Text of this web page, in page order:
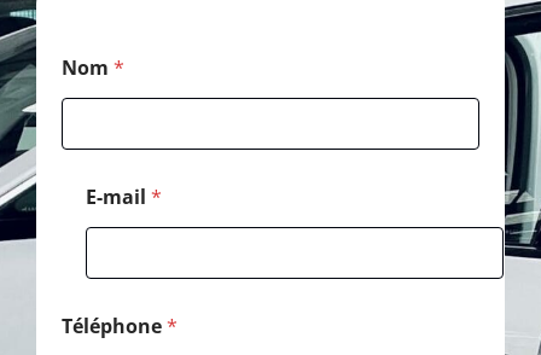
Nom *
E-mail *
Téléphone*